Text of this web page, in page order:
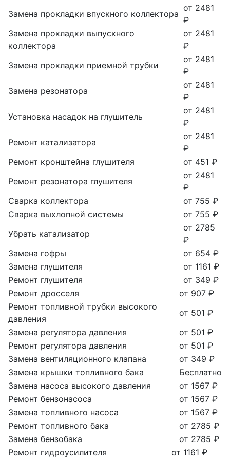
Замена прокладки впускного коллектора
от 2481
₽
Замена прокладки выпускного
коллектора
от 2481
₽
Замена прокладки приемной трубки
от 2481
₽
Замена резонатора
от 2481
₽
Установка насадок на глушитель
от 2481
₽
Ремонт катализатора
от 2481
₽
Ремонт кронштейна глушителя
от 451 ₽
Ремонт резонатора глушителя
от 2481
₽
Сварка коллектора
от 755 ₽
Сварка выхлопной системы
от 755 ₽
Убрать катализатор
от 2785
₽
Замена гофры
от 654 ₽
Замена глушителя
от 1161 ₽
Ремонт глушителя
от 349 ₽
Ремонт дросселя
от 907 ₽
Ремонт топливной трубки высокого
давления
от 501 ₽
Замена регулятора давления
от 501 ₽
Ремонт регулятора давления
от 501 ₽
Замена вентиляционного клапана
от 349 ₽
Замена крышки топливного бака
Бесплатно
Замена насоса высокого давления
от 1567 ₽
Ремонт бензонасоса
от 1567 ₽
Замена топливного насоса
от 1567 ₽
Ремонт топливного бака
от 2785 ₽
Замена бензобака
от 2785 ₽
Ремонт гидроусилителя
от 1161 ₽